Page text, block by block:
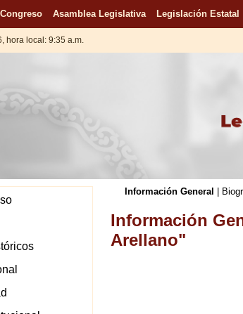
Asamblea Legislativa Legislación Estatal
hora local: 9:35 a.m.
Información General
Información
Arellano"